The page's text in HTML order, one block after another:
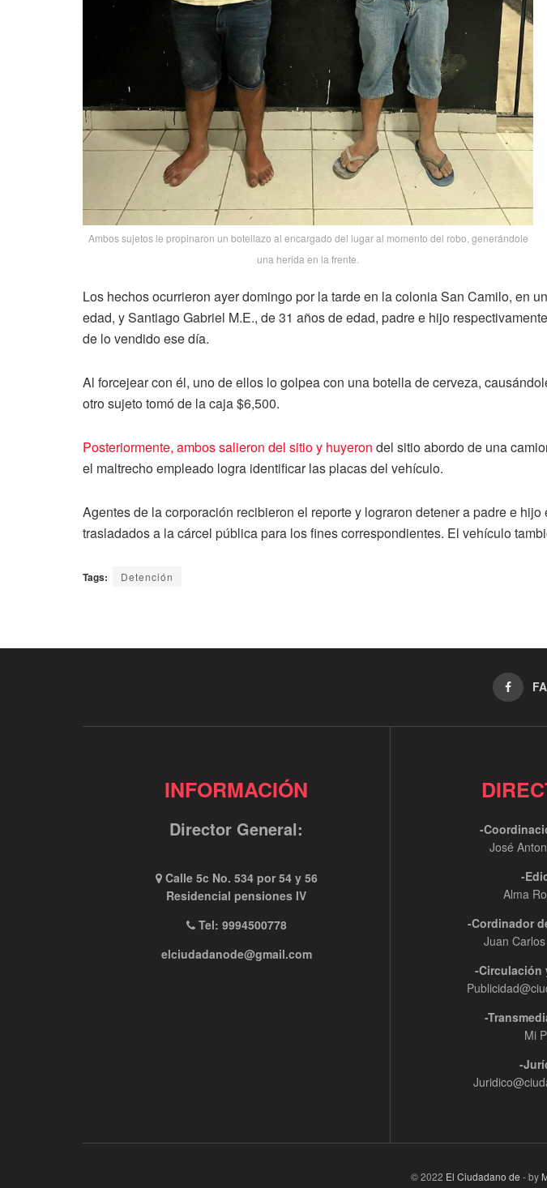
Ambos sujetos le propinaron un botellazo al encargado del lugar al momento del robo, generándole
una herida en la frente.
Los hechos ocurrieron ayer domingo por la tarde en la colonia San Camilo, en
edad, y Santiago Gabriel M.E., de 31 años de edad, padre e hijo
de lo vendido ese día.
Al forcejear con él, uno de ellos lo golpea con una botella de cerveza,
otro sujeto tomó de la caja $6,500.
Posteriormente, ambos salieron del sitio y huyeron del sitio abordo de una
el maltrecho empleado logra identificar las placas del vehículo.
Agentes de la corporación recibieron el reporte y lograron detener a padre e
trasladados a la cárcel pública para los fines correspondientes. El vehículo
Tags: Detención
INFORMACIÓN
Director General:
Calle 5c No. 534 por 54 y 56
Residencial pensiones IV
Tel: 9994500778
elciudadanode@gmail.com
-
José
-
Alma
-Cordinador
Juan
-Circulación
-
Mi
-
© 2022 El Ciudadano de - by